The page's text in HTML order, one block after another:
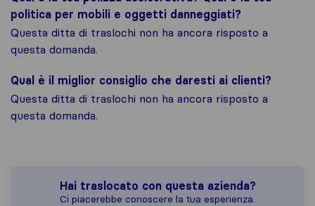
politica per mobili e oggetti danneggiati?
Questa ditta di traslochi non ha ancora risposto a
questa domanda.
Qual è il miglior consiglio che daresti ai clienti?
Questa ditta di traslochi non ha ancora risposto a
questa domanda.
Hai traslocato con questa azienda?
Ci piacerebbe conoscere la tua esperienza.